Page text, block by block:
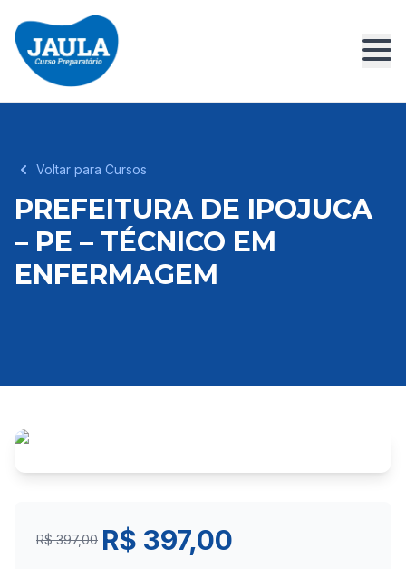
Voltar para Cursos
PREFEITURA DE IPOJUCA
– PE – TÉCNICO EM
ENFERMAGEM
R$ 397,00 R$ 397,00